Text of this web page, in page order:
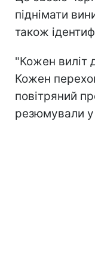
піднімати
також
"Кожен виліт
Кожен
повітряний
резюмували